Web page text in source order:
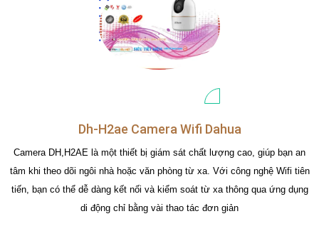
Dh-H2ae Camera Wifi Dahua
Camera DH,H2AE là một thiết bị giám sát chất lượng cao, giúp bạn an
tâm khi theo dõi ngôi nhà hoặc văn phòng từ xa. Với công nghệ Wifi tiên
tiến, bạn có thể dễ dàng kết nối và kiểm soát từ xa thông qua ứng dụng
di động chỉ bằng vài thao tác đơn giản